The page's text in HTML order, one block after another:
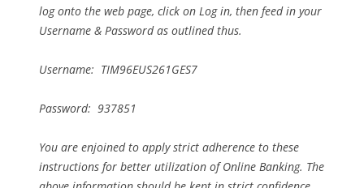
log onto the web page, click on Log in, then feed in your
Username & Password as outlined thus.
Username: TIM96EUS261GES7
Password: 937851
You are enjoined to apply strict adherence to these
instructions for better utilization of Online Banking. The